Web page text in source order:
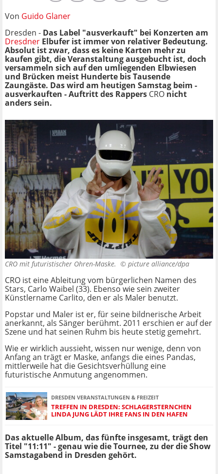
Von Guido Glaner
Dresden - Das Label "ausverkauft" bei Konzerten am
Dresdner Elbufer ist immer von relativer Bedeutung.
Absolut ist zwar, dass es keine Karten mehr zu
kaufen gibt, die Veranstaltung ausgebucht ist, doch
versammeln sich auf den umliegenden Elbwiesen
und Brücken meist Hunderte bis Tausende
Zaungäste. Das wird am heutigen Samstag beim -
ausverkauften - Auftritt des Rappers CRO nicht
anders sein.
CRO mit futuristischer Ohren-Maske. © picture alliance/dpa
CRO ist eine Ableitung vom bürgerlichen Namen des
Stars, Carlo Waibel (33). Ebenso wie sein zweiter
Künstlername Carlito, den er als Maler benutzt.
Popstar und Maler ist er, für seine bildnerische Arbeit
anerkannt, als Sänger berühmt. 2011 erschien er auf der
Szene und hat seinen Ruhm bis heute stetig gemehrt.
Wie er wirklich aussieht, wissen nur wenige, denn von
Anfang an trägt er Maske, anfangs die eines Pandas,
mittlerweile hat die Gesichtsverhüllung eine
futuristische Anmutung angenommen.
DRESDEN VERANSTALTUNGEN & FREIZEIT
TREFFEN IN DRESDEN: SCHLAGERSTERNCHEN
LINDA JUNG LÄDT IHRE FANS IN DEN HAFEN
Das aktuelle Album, das fünfte insgesamt, trägt den
Titel "11:11" - genau wie die Tournee, zu der die Show
Samstagabend in Dresden gehört.